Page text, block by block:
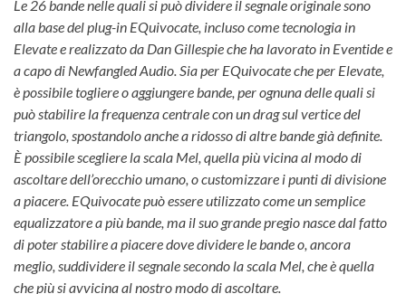
Le 26 bande nelle quali si può dividere il segnale originale sono
alla base del plug-in EQuivocate, incluso come tecnologia in
Elevate e realizzato da Dan Gillespie che ha lavorato in Eventide e
a capo di Newfangled Audio. Sia per EQuivocate che per Elevate,
è possibile togliere o aggiungere bande, per ognuna delle quali si
può stabilire la frequenza centrale con un drag sul vertice del
triangolo, spostandolo anche a ridosso di altre bande già definite.
È possibile scegliere la scala Mel, quella più vicina al modo di
ascoltare dell’orecchio umano, o customizzare i punti di divisione
a piacere. EQuivocate può essere utilizzato come un semplice
equalizzatore a più bande, ma il suo grande pregio nasce dal fatto
di poter stabilire a piacere dove dividere le bande o, ancora
meglio, suddividere il segnale secondo la scala Mel, che è quella
che più si avvicina al nostro modo di ascoltare.